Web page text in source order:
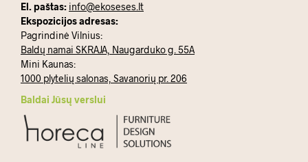
El. paštas: info@ekoseses.lt
Ekspozicijos adresas:
Pagrindinė Vilnius:
Baldų namai SKRAJA, Naugarduko g. 55A
Mini Kaunas:
1000 plytelių salonas, Savanorių pr. 206
Baldai Jūsų verslui